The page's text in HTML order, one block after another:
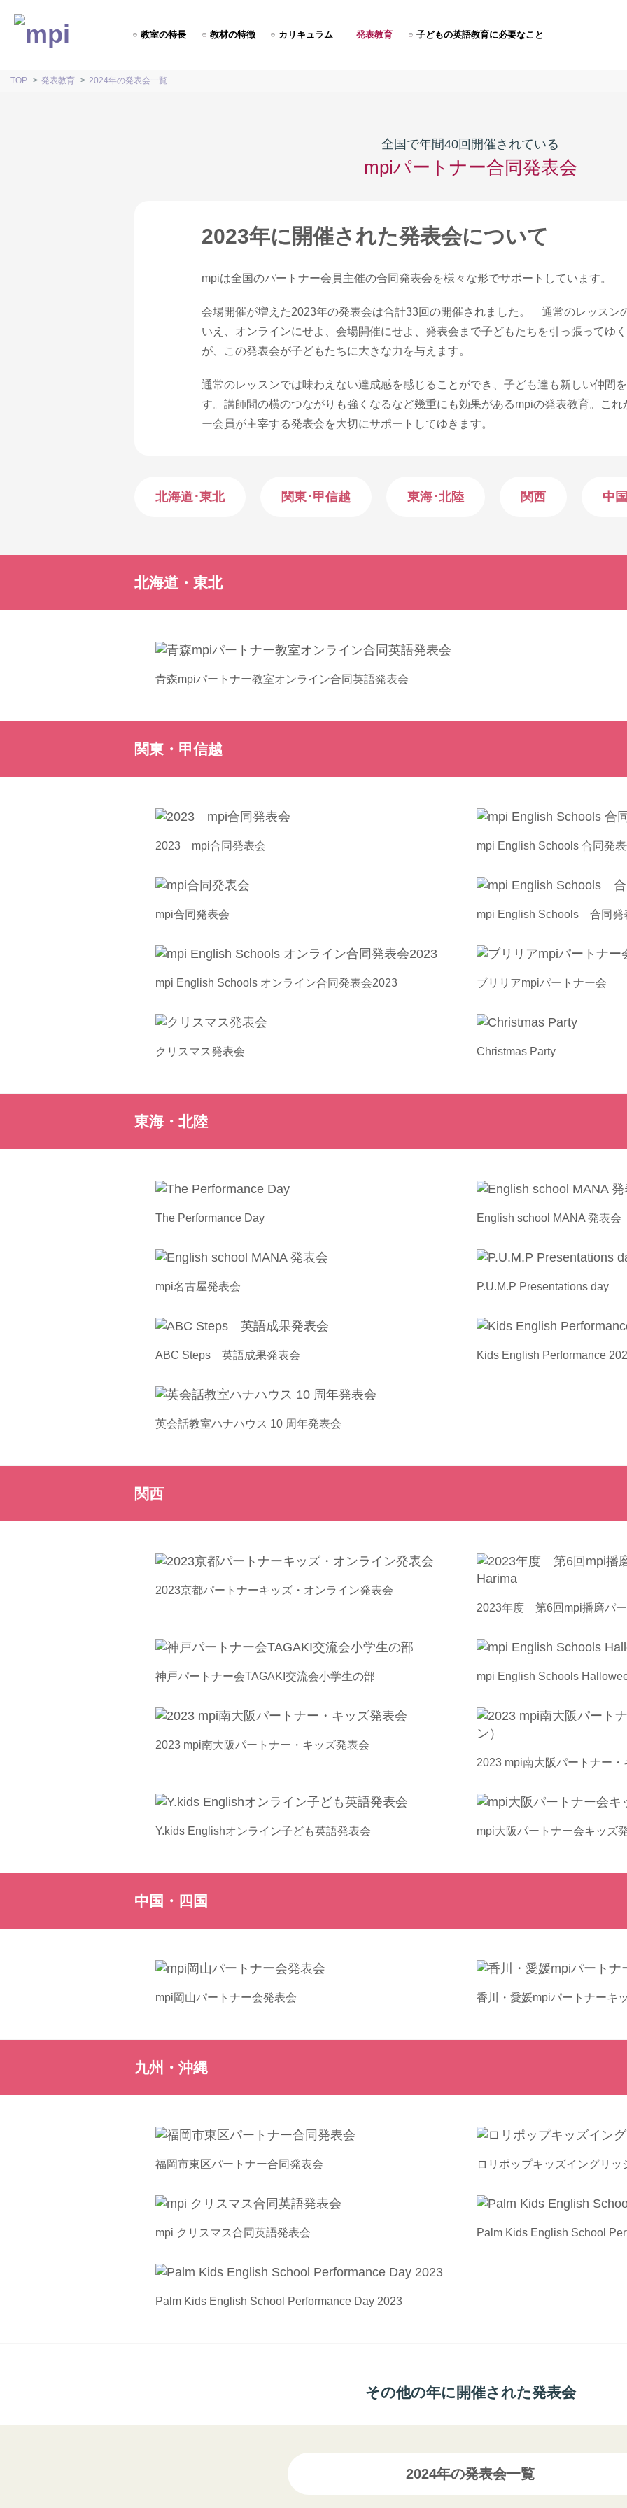
教室の特長 教材の特徴 カリキュラム 発表教育 子どもの英語教育に必要なこと
TOP 発表教育 2024年の発表会一覧
全国で年間40回開催されている
mpiパートナー合同発表会
2023年に開催された発表会について
mpiは全国のパートナー会員主催の合同発表会を様々な形でサポートしています。
会場開催が増えた2023年の発表会は合計33回の開催されました。 通常のレッスン
いえ、オンラインにせよ、会場開催にせよ、発表会まで子どもたちを引っ張ってゆ
が、この発表会が子どもたちに大きな力を与えます。
通常のレッスンでは味わえない達成感を感じることができ、子ども達も新しい仲間
す。講師間の横のつながりも強くなるなど幾重にも効果があるmpiの発表教育。こ
ー会員が主宰する発表会を大切にサポートしてゆきます。
北海道･東北 関東･甲信越 東海･北陸 関西 中
北海道・東北
青森mpiパートナー教室オンライン合同英語発表会
関東・甲信越
2023 mpi合同発表会 mpi English Schools 合同発
mpi合同発表会 mpi English Schools 合同発
mpi English Schools オンライン合同発表会2023 ブリリアmpiパートナー会
クリスマス発表会 Christmas Party
東海・北陸
The Performance Day English school MANA 発表会
mpi名古屋発表会 P.U.M.P Presentations day
ABC Steps 英語成果発表会 Kids English Performance
英会話教室ハナハウス 10 周年発表会
関西
2023京都パートナーキッズ・オンライン発表会
2023年度 第6回mpi播磨パ
神戸パートナー会TAGAKI交流会小学生の部 mpi English Schools
2023 mpi南大阪パートナー・キッズ発表会
2023 mpi南大阪パートナー
Y.kids Englishオンライン子ども英語発表会 mpi大阪パートナー会キッズ
中国・四国
mpi岡山パートナー会発表会 香川・愛媛mpiパートナーキ
九州・沖縄
福岡市東区パートナー合同発表会 ロリポップキッズイングリッ
mpi クリスマス合同英語発表会 Palm Kids English School
Palm Kids English School Performance Day 2023
その他の年に開催された発表会
2024年の発表会一覧